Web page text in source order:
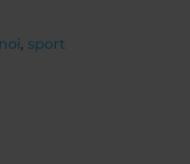
, sport